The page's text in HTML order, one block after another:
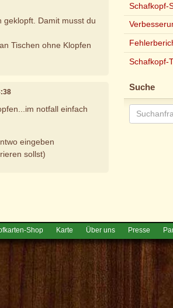
geklopft. Damit musst du
Tischen ohne Klopfen
notfall einfach
eingeben
sollst)
Schafkopf-
Schafkopf-
Suche
Shop Karte Über uns Presse